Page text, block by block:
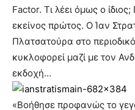
Factor. Τι λέει όμως ο ίδιος;
εκείνος πρώτος. Ο Ίαν
Πλατσατούρα στο
κυκλοφορεί μαζί με τον
εκδοχή…
«Βοήθησε προφανώς το